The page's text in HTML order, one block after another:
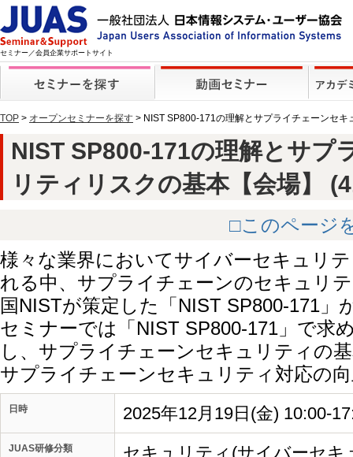
セミナー／会員企業サポートサイト
TOP > オープンセミナーを探す > NIST SP800-171の理解とサプライチェーンセキ
NIST SP800-171の理解とサプ
リティリスクの基本【会場】
□このページ
様々な業界においてサイバーセキュリ
れる中、サプライチェーンのセキュリ
国NISTが策定した「NIST SP800-171」
セミナーでは「NIST SP800-171」で求
し、サプライチェーンセキュリティの
サプライチェーンセキュリティ対応の
日時 2025年12月19日(金) 10:00-
JUAS研修分類 セキュリティ(サイバーセキ